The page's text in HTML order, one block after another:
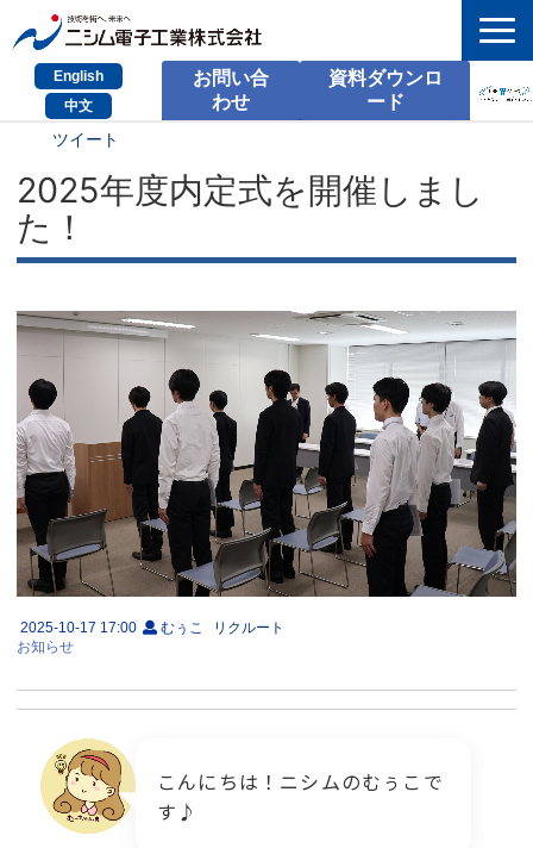
English
中文
お問い合
わせ
資料ダウンロ
ード
検索
会社情報
サポート情報
採用情報
お問い合わせ
ツイート
2025年度内定式を開催しまし
た！
2025-10-17 17:00 むぅこ
リクルート
お知らせ
こんにちは！ニシムのむぅこで
す♪